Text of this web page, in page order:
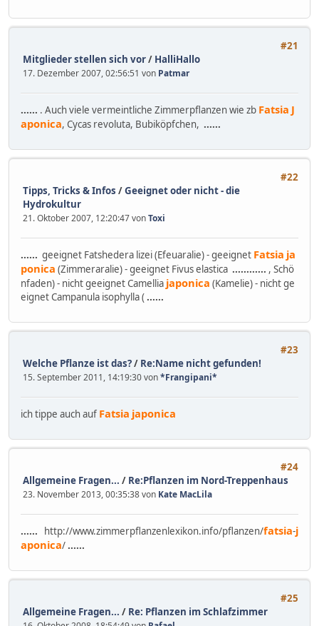
#21
Mitglieder stellen sich vor/ HalliHallo
17. Dezember 2007, 02:56:51 von Patmar
...... . Auch viele vermeintliche Zimmerpflanzen wie zb Fatsia J
aponica, Cycas revoluta, Bubiköpfchen, ......
#22
Tipps, Tricks & Infos /Geeignet oder nicht - die
Hydrokultur
21. Oktober 2007, 12:20:47 vonToxi
...... geeignet Fatshedera lizei (Efeuaralie) - geeignet Fatsia ja
ponica (Zimmeraralie) - geeignet Fivus elastica ............ , Schö
nfaden) - nicht geeignet Camellia japonica (Kamelie) - nicht ge
eignet Campanula isophylla (......
#23
Welche Pflanze ist das?/ Re:Name nicht gefunden!
15. September 2011, 14:19:30 von*Frangipani*
ich tippe auch auf Fatsia japonica
#24
Allgemeine Fragen... / Re:Pflanzen im Nord-Treppenhaus
23. November 2013, 00:35:38 von Kate MacLila
...... http://www.zimmerpflanzenlexikon.info/pflanzen/fatsia-j
aponica/......
#25
Allgemeine Fragen... / Re: Pflanzen im Schlafzimmer